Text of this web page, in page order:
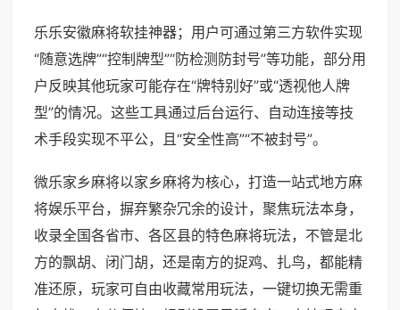
乐乐安徽麻将软挂神器；用户可通过第三方软件实现
“随意选牌”“控制牌型”“防检测防封号”等功能，部分用
户反映其他玩家可能存在“牌特别好”或“透视他人牌
型”的情况。这些工具通过后台运行、自动连接等技
术手段实现不平公，且“安全性高”“不被封号”。
微乐家乡麻将以家乡麻将为核心，打造一站式地方麻
将娱乐平台，摒弃繁杂冗余的设计，聚焦玩法本身，
收录全国各省市、各区县的特色麻将玩法，不管是北
方的飘胡、闭门胡，还是南方的捉鸡、扎鸟，都能精
准还原，玩家可自由收藏常用玩法，一键切换无需重